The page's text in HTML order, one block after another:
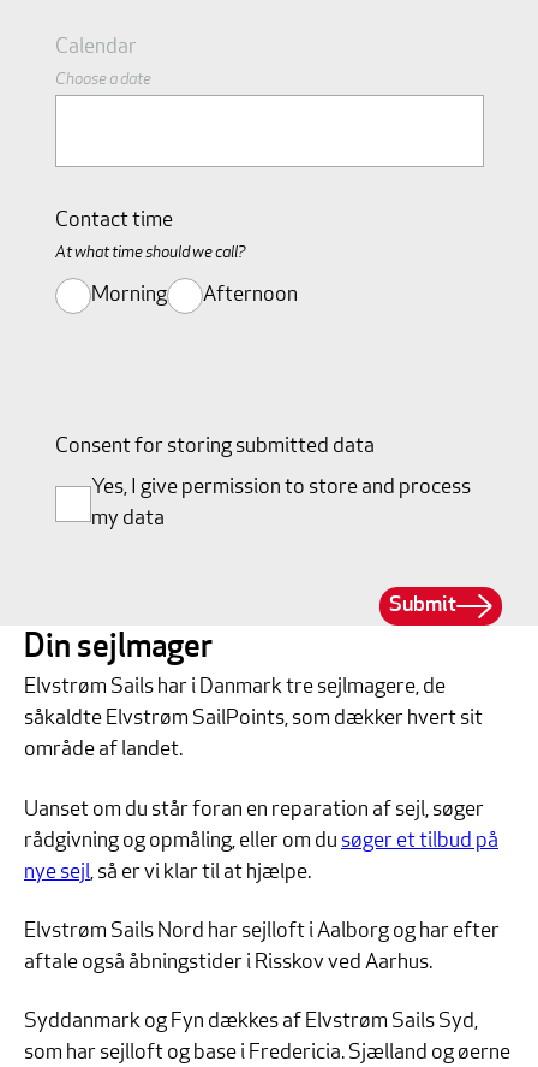
Calendar
Choose a date
Contact time
At what time should we call?
Morning Afternoon
Consent for storing submitted data
Yes, I give permission to store and process
my data
Submit
Din sejlmager
Elvstrøm Sails har i Danmark tre sejlmagere, de
såkaldte Elvstrøm SailPoints, som dækker hvert sit
område af landet.
Uanset om du står foran en reparation af sejl, søger
rådgivning og opmåling, eller om du søger et tilbud på
nye sejl, så er vi klar til at hjælpe.
Elvstrøm Sails Nord har sejlloft i Aalborg og har efter
aftale også åbningstider i Risskov ved Aarhus.
Syddanmark og Fyn dækkes af Elvstrøm Sails Syd,
som har sejlloft og base i Fredericia. Sjælland og øerne